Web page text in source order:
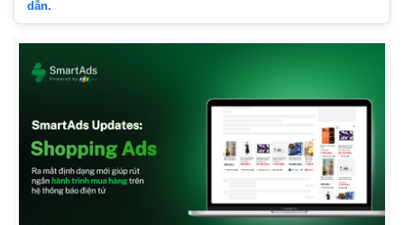
Chứng khoán
Giá cà phê
dẫn.